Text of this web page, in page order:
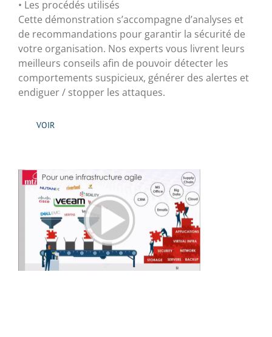
• Les procédés utilisés
Cette démonstration s’accompagne d’analyses et
de recommandations pour garantir la sécurité de
votre organisation. Nos experts vous livrent leurs
meilleurs conseils afin de pouvoir détecter les
comportements suspicieux, générer des alertes et
endiguer / stopper les attaques.
VOIR